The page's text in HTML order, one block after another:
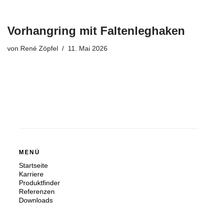
Vorhangring mit Faltenleghaken
von René Zöpfel 11. Mai 2026
MENÜ
Startseite
Karriere
Produktfinder
Referenzen
Downloads